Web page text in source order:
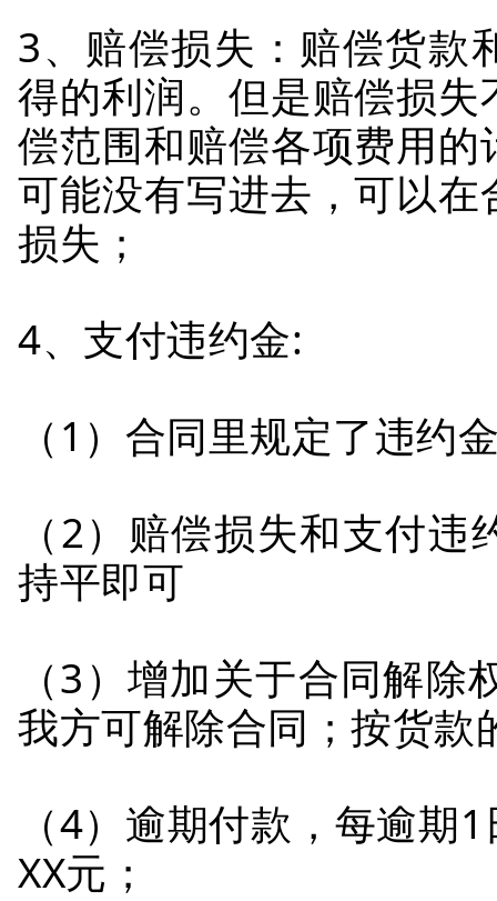
3、赔偿损失：赔偿货款
得的利润。但是赔偿损
偿范围和赔偿各项费用
可能没有写进去，可以
损失；
4、支付违约金:
（1）合同里规定了违约
（2）赔偿损失和支付
持平即可
（3）增加关于合同解
我方可解除合同；按货款
（4）逾期付款，每逾期
XX元；